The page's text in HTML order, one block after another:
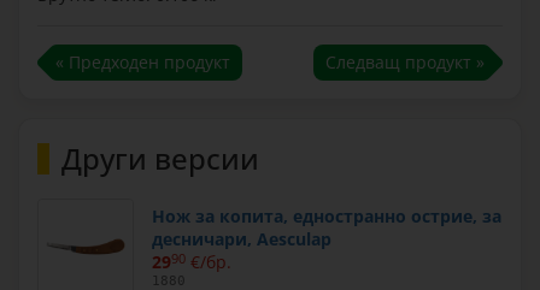
« Предходен продукт Следващ продукт »
Други версии
Нож за копита, едностранно острие, за
десничари, Aesculap
2990 €/бр.
1880